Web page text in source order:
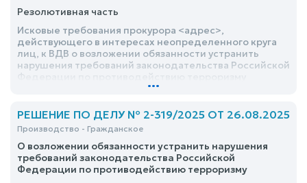
Резолютивная часть
Исковые требования прокурора <адрес>,
действующего в интересах неопределенного круга
лиц, к ВДВ о возложении обязанности устранить
нарушения требований законодательства Российской
Федерации по противодействию терроризму
...
РЕШЕНИЕ ПО ДЕЛУ № 2-319/2025 ОТ 26.08.2025
Производство - Гражданское
О возложении обязанности устранить нарушения
требований законодательства Российской
Федерации по противодействию терроризму